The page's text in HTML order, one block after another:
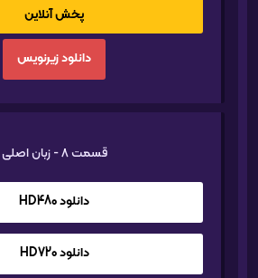
پخش آنلاین
دانلود زیرنویس
قسمت 8 - زبان اصلی
دانلود HD480
دانلود HD720